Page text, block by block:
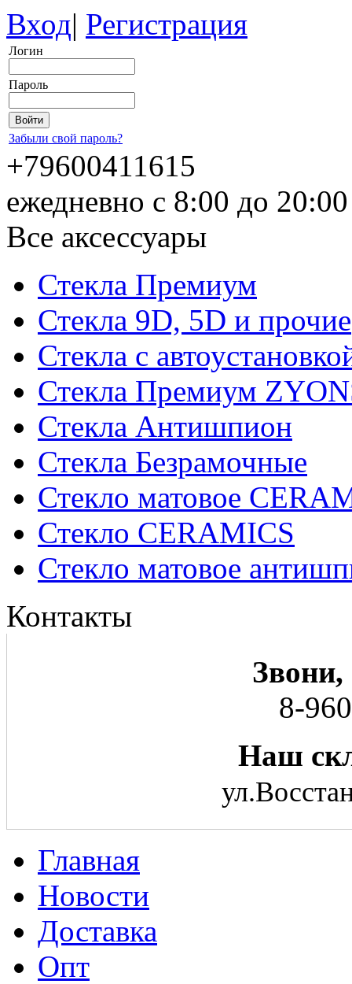
Вход| Регистрация
Логин
Пароль
Забыли свой пароль?
+79600411615
ежедневно с 8:00 до
Все аксессуары
Стекла Премиум
Стекла 9D, 5D и прочие
Стекла с
Стекла Премиум
Стекла Антишпион
Стекла Безрамочные
Стекло матовое
Стекло CERAMICS
Стекло матовое
Контакты
8-
Наш
Главная
Новости
Доставка
Опт